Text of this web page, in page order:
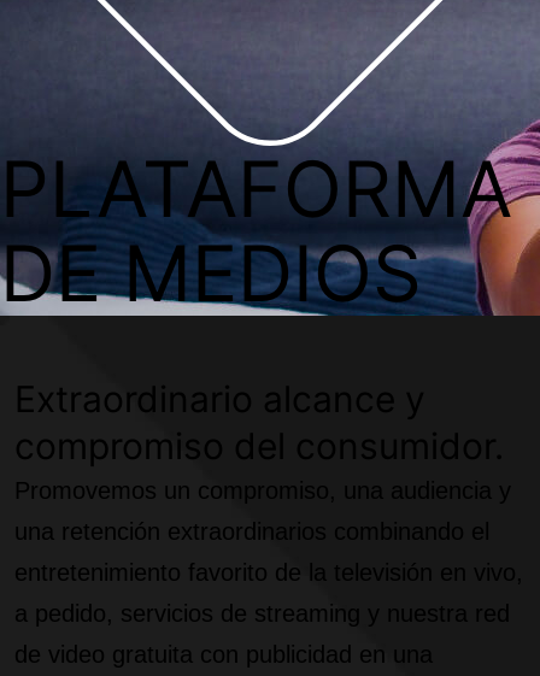
PLATAFORMA
DE MEDIOS
Extraordinario alcance y
compromiso del consumidor.
Promovemos un compromiso, una audiencia y
una retención extraordinarios combinando el
entretenimiento favorito de la televisión en vivo,
a pedido, servicios de streaming y nuestra red
de video gratuita con publicidad en una